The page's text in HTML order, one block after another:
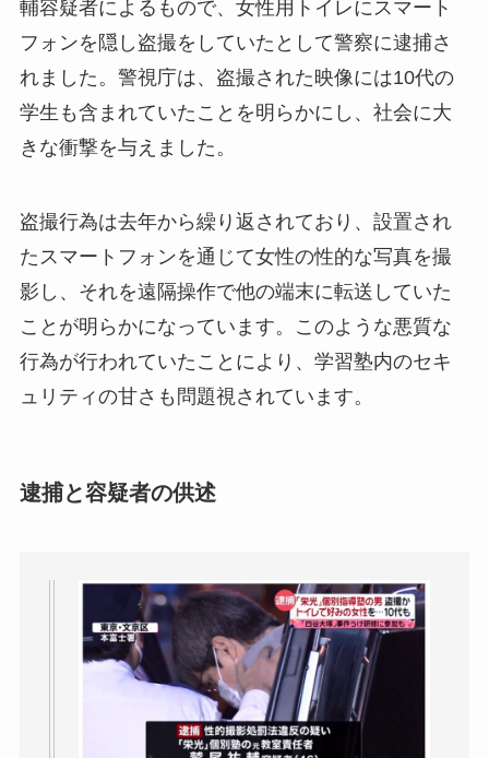
輔容疑者によるもので、女性用トイレにスマート
フォンを隠し盗撮をしていたとして警察に逮捕さ
れました。警視庁は、盗撮された映像には10代の
学生も含まれていたことを明らかにし、社会に大
きな衝撃を与えました。
盗撮行為は去年から繰り返されており、設置され
たスマートフォンを通じて女性の性的な写真を撮
影し、それを遠隔操作で他の端末に転送していた
ことが明らかになっています。このような悪質な
行為が行われていたことにより、学習塾内のセキ
ュリティの甘さも問題視されています。
逮捕と容疑者の供述